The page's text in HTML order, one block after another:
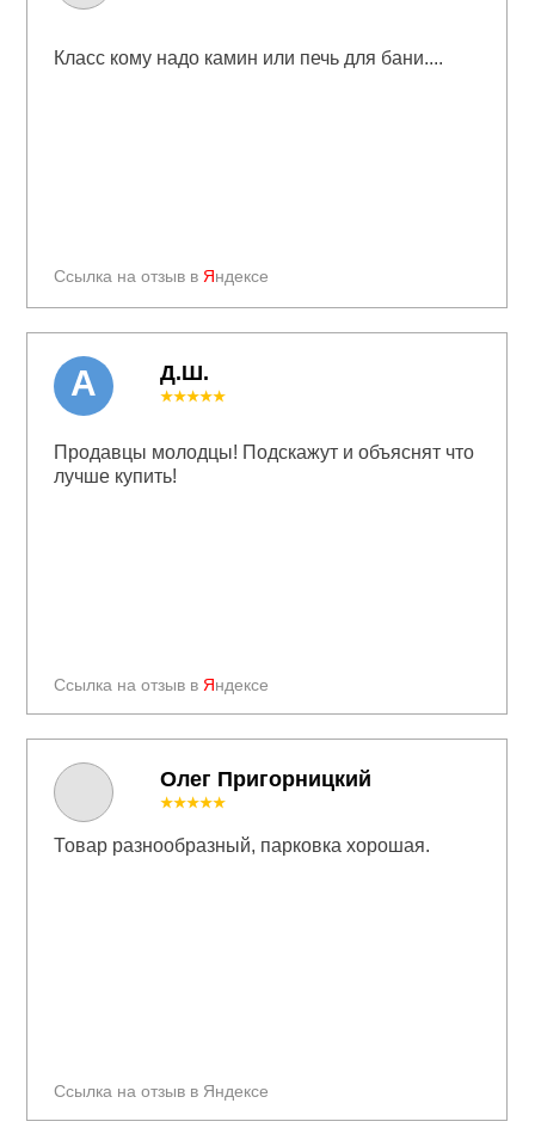
Олег Пригорницкий
Ссылка на отзыв в Яндексе
Класс кому надо камин или печь для бани....
Д.Ш.
Ссылка на отзыв в Яндексе
★★★★★
Продавцы молодцы! Подскажут и объяснят что
лучше купить!
А
Ссылка на отзыв в Яндексе
★★★★★
Товар разнообразный, парковка хорошая.